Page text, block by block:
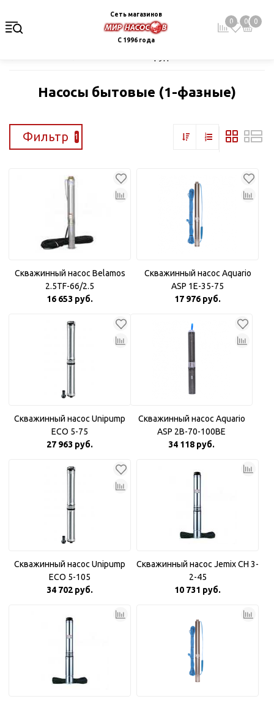
Сеть магазинов
С 1996 года
0 0 0
Насосы бытовые (1-фазные)
Фильтр 1
Скважинный насос Belamos
2.5TF-66/2.5
16 653 руб.
Скважинный насос Aquario
ASP 1E-35-75
17 976 руб.
Скважинный насос Unipump
ECO 5-75
27 963 руб.
Скважинный насос Aquario
ASP 2B-70-100BE
34 118 руб.
Скважинный насос Unipump
ECO 5-105
34 702 руб.
Скважинный насос Jemix CH 3-
2-45
10 731 руб.